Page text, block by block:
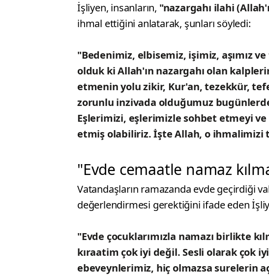
İşliyen, insanların, "nazargahı ilahi
ihmal ettiğini anlatarak, şunları söyledi:
"Bedenimiz, elbisemiz, işimiz, aşımız
olduk ki Allah'ın nazargahı olan
etmenin yolu zikir, Kur'an, tezekkür,
zorunlu inzivada olduğumuz
Eşlerimizi, eşlerimizle sohbet etmeyi
etmiş olabiliriz. İşte Allah, o ihmalimizi
"Evde cemaatle namaz
Vatandaşların ramazanda evde geçirdiği
değerlendirmesi gerektiğini ifade eden
"Evde çocuklarımızla namazı birlikte
kıraatim çok iyi değil. Sesli olarak çok
ebeveynlerimiz, hiç olmazsa surelerin